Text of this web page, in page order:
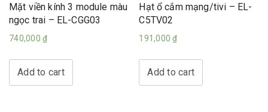
Mặt viền kính 3 module màu
ngọc trai – EL-CGG03
740,000 ₫
Add to cart
Hạt ổ cắm mạng/tivi – EL-
C5TV02
191,000₫
Add to cart